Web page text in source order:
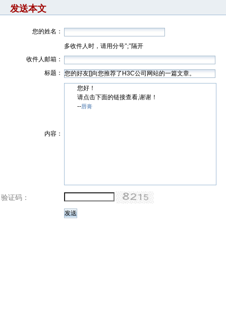
发送本文
您的姓名：
多收件人时，请用分号";"隔开
收件人邮箱：
标题：
内容：
您好！
请点击下面的链接查看,谢谢！
--唇膏
验证码：